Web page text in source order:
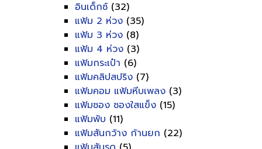
อินเด็กซ์ (32)
แฟ้ม 2 ห่วง (35)
แฟ้ม 3 ห่วง (8)
แฟ้ม 4 ห่วง (3)
แฟ้มกระเป๋า (6)
แฟ้มคลิปสปริง (7)
แฟ้มคอม แฟ้มหีบเพลง (3)
แฟ้มซอง ซองใสแข็ง (15)
แฟ้มพับ (11)
แฟ้มสันกว้าง ก้านยก (22)